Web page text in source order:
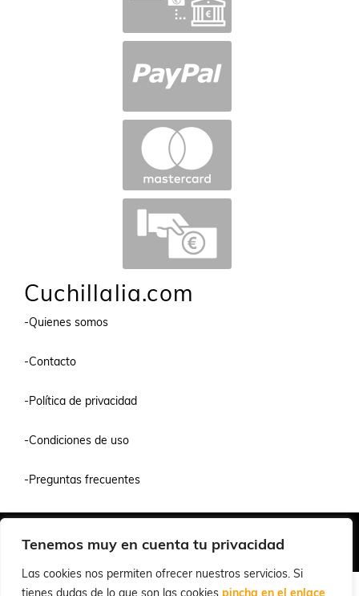
Tenemos muy en cuenta tu privacidad
Las cookies nos permiten ofrecer nuestros servicios. Si
tienes dudas de lo que son las cookies pincha en el enlace
Cuchillalia.com
-Quienes somos
-Contacto
-Política de privacidad
-Condiciones de uso
-Preguntas frecuentes
© 2026 Cuchillalia.com